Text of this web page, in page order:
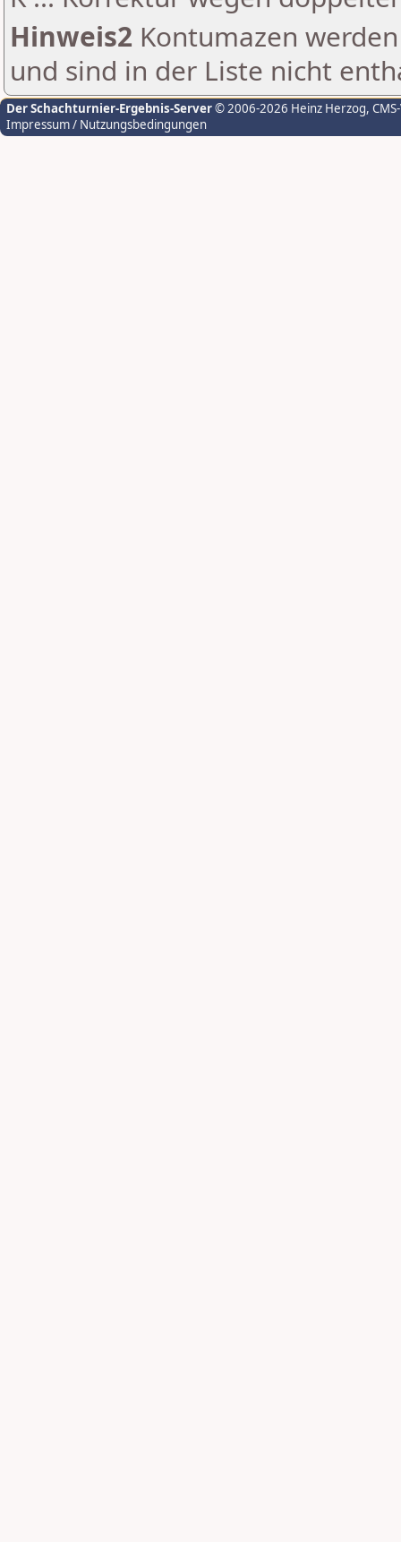
Hinweis2 Kontumazen
und sind in der Liste nicht
Der Schachturnier-Ergebnis-Server© 2006-2026 Heinz Herzog,
Impressum / Nutzungsbedingungen